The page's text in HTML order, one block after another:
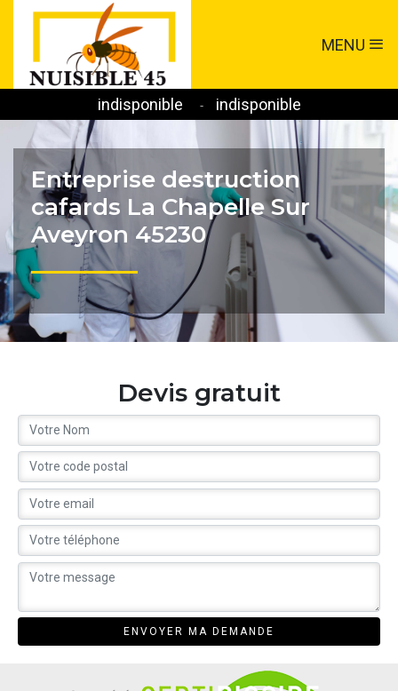
MENU
indisponible - indisponible
Entreprise destruction
cafards La Chapelle Sur
Aveyron 45230
Devis gratuit